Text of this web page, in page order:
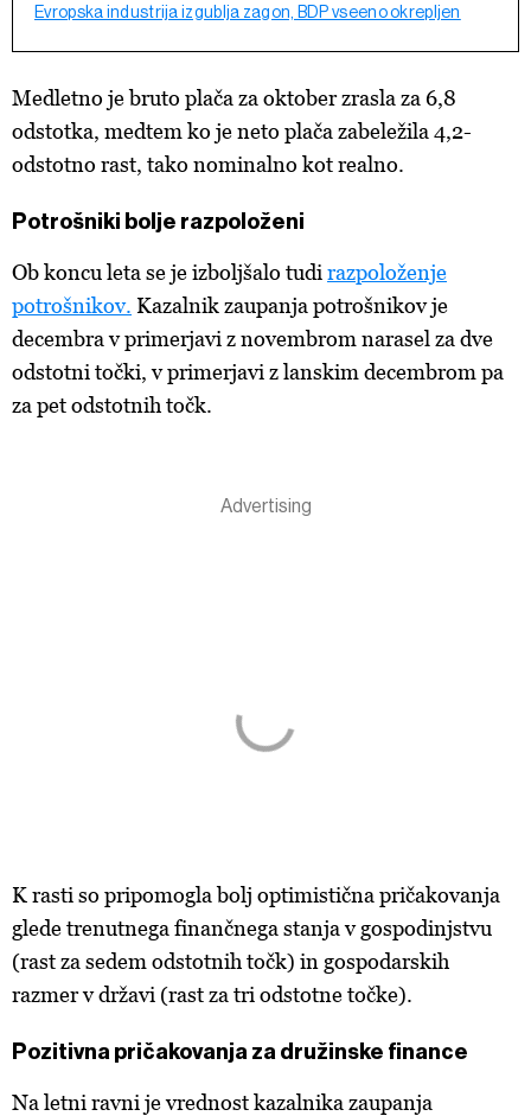
Evropska industrija izgublja zagon, BDP vseeno okrepljen
Medletno je bruto plača za oktober zrasla za 6,8
odstotka, medtem ko je neto plača zabeležila 4,2-
odstotno rast, tako nominalno kot realno.
Potrošniki bolje razpoloženi
Ob koncu leta se je izboljšalo tudi razpoloženje
potrošnikov. Kazalnik zaupanja potrošnikov je
decembra v primerjavi z novembrom narasel za dve
odstotni točki, v primerjavi z lanskim decembrom pa
za pet odstotnih točk.
K rasti so pripomogla bolj optimistična pričakovanja
glede trenutnega finančnega stanja v gospodinjstvu
(rast za sedem odstotnih točk) in gospodarskih
razmer v državi (rast za tri odstotne točke).
Pozitivna pričakovanja za družinske finance
Na letni ravni je vrednost kazalnika zaupanja